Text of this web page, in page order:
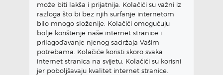
može biti lakša i prijatnija. Kolačići su važni iz
razloga što bi bez njih surfanje internetom
bilo mnogo složenije. Kolačići omogućuju
bolje korištenje naše internet stranice i
prilagođavanje njenog sadržaja Vašim
potrebama. Kolačiće koristi skoro svaka
internet stranica na svijetu. Kolačići su korisni
jer poboljšavaju kvalitet internet stranice.